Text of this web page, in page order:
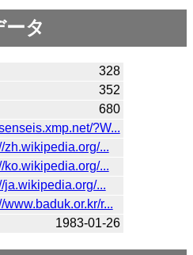
ータ
328
352
680
?W...
zh.wikipedia.org/...
ko.wikipedia.org/...
ja.wikipedia.org/...
www.baduk.or.kr/r...
1983-01-26